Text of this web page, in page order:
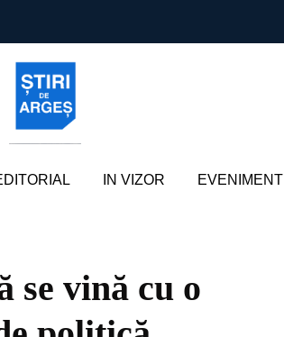
IN VIZOR EVENIMENT
se vină cu o